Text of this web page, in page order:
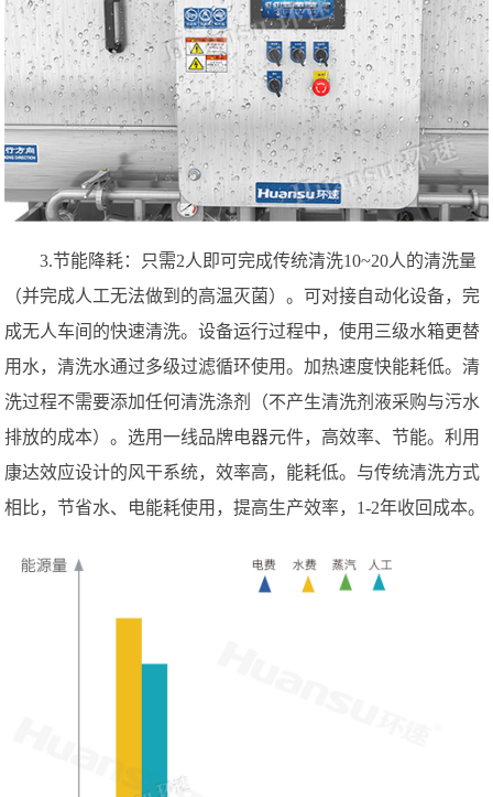
3.节能降耗：只需2人即可完成传统清洗10~20人的清洗量
（并完成人工无法做到的高温灭菌）。可对接自动化设备，完
成无人车间的快速清洗。设备运行过程中，使用三级水箱更替
用水，清洗水通过多级过滤循环使用。加热速度快能耗低。清
洗过程不需要添加任何清洗涤剂（不产生清洗剂液采购与污水
排放的成本）。选用一线品牌电器元件，高效率、节能。利用
康达效应设计的风干系统，效率高，能耗低。与传统清洗方式
相比，节省水、电能耗使用，提高生产效率，1-2年收回成本。